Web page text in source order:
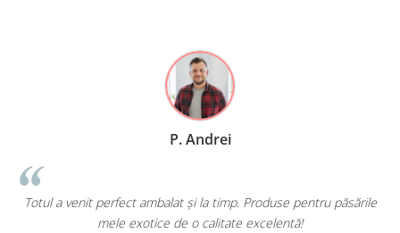
P. Andrei
Totul a venit perfect ambalat și la timp. Produse pentru păsările
mele exotice de o calitate excelentă!